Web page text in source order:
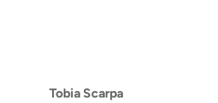
Tobia Scarpa